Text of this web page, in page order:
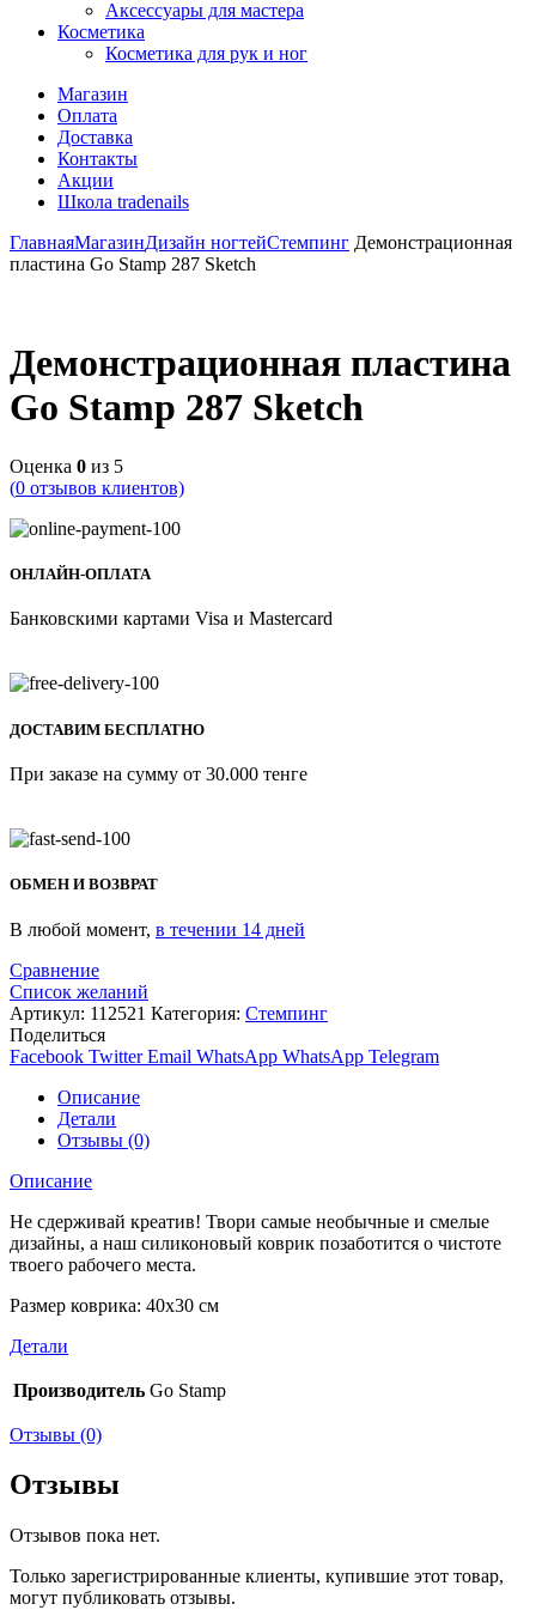
Аксессуары для мастера
Косметика
Косметика для рук и ног
Магазин
Оплата
Доставка
Контакты
Акции
Школа tradenails
ГлавнаяМагазинДизайн ногтейСтемпинг Демонстрационная
пластина Go Stamp 287 Sketch
Демонстрационная пластина
Go Stamp 287 Sketch
Оценка 0 из 5
(0 отзывов клиентов)
ОНЛАЙН-ОПЛАТА
Банковскими картами Visa и Mastercard
ДОСТАВИМ БЕСПЛАТНО
При заказе на сумму от 30.000 тенге
ОБМЕН И ВОЗВРАТ
В любой момент, в течении 14 дней
Сравнение
Список желаний
Артикул: 112521 Категория: Стемпинг
Поделиться
Facebook Twitter Email WhatsApp WhatsApp Telegram
Описание
Детали
Отзывы (0)
Описание
Не сдерживай креатив! Твори самые необычные и смелые
дизайны, а наш силиконовый коврик позаботится о чистоте
твоего рабочего места.
Размер коврика: 40х30 см
Детали
Производитель Go Stamp
Отзывы (0)
Отзывы
Отзывов пока нет.
Только зарегистрированные клиенты, купившие этот товар,
могут публиковать отзывы.